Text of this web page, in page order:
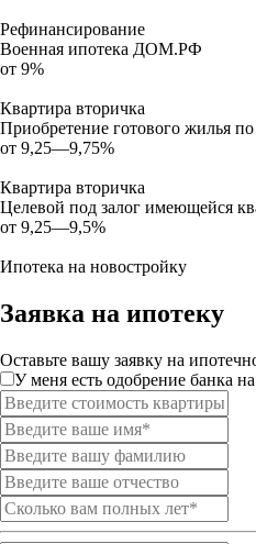
Рефинансирование
Военная ипотека ДОМ.РФ
от 9%
Квартира вторичка
Приобретение готового жилья
от 9,25—9,75%
Квартира вторичка
Целевой под залог имеющейся
от 9,25—9,5%
Ипотека на новостройку
Заявка на ипотеку
Оставьте вашу заявку на
У меня есть одобрение банка